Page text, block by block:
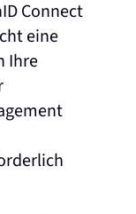
Connect
eine
Ihre